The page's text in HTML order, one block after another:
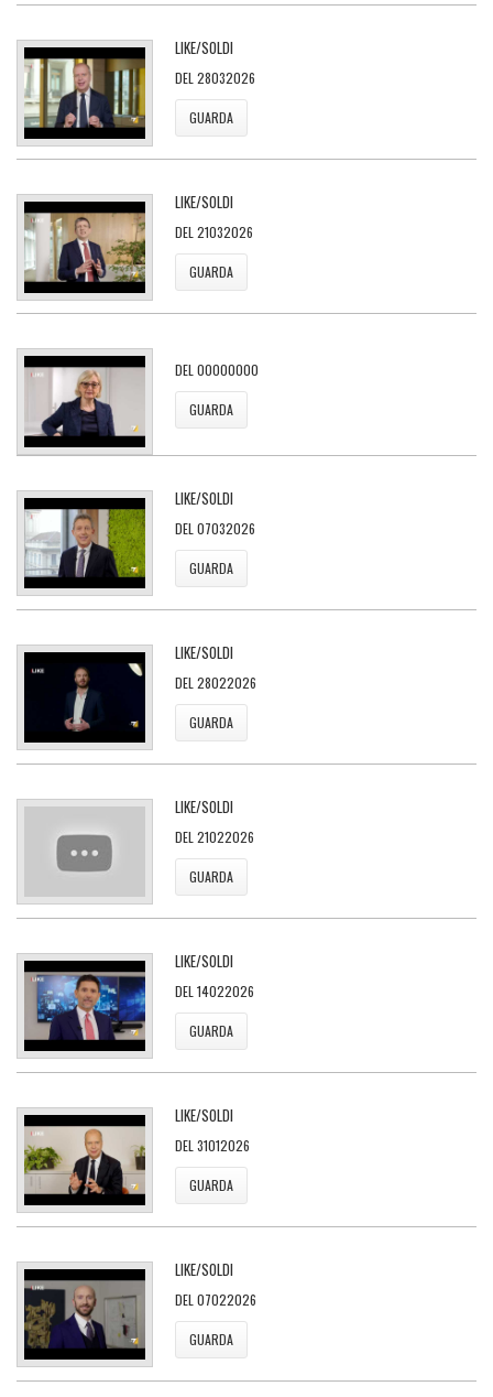
LIKE/SOLDI
DEL 28032026
GUARDA
LIKE/SOLDI
DEL 21032026
GUARDA
DEL 00000000
GUARDA
LIKE/SOLDI
DEL 07032026
GUARDA
LIKE/SOLDI
DEL 28022026
GUARDA
LIKE/SOLDI
DEL 21022026
GUARDA
LIKE/SOLDI
DEL 14022026
GUARDA
LIKE/SOLDI
DEL 31012026
GUARDA
LIKE/SOLDI
DEL 07022026
GUARDA